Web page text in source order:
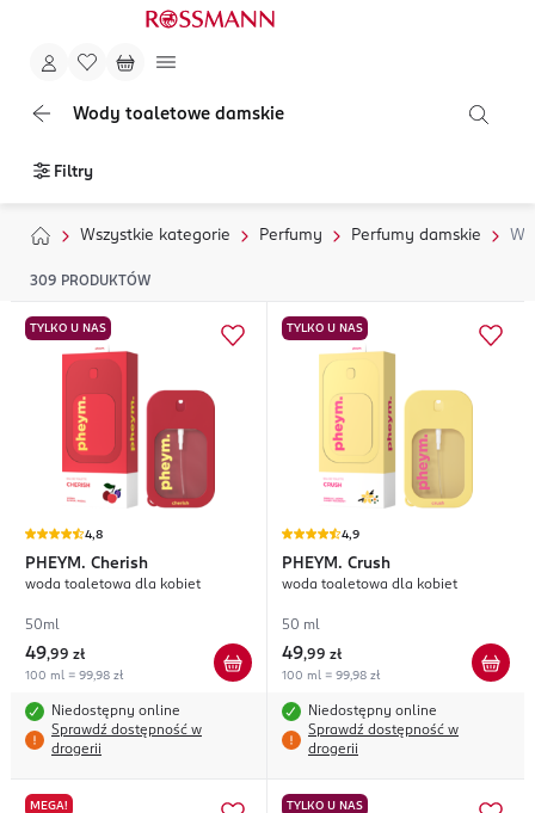
Wody toaletowe damskie
Filtry
Wszystkie kategorie Perfumy Perfumy damskie
309 PRODUKTÓW
TYLKO U NAS
4,8
PHEYM. Cherish
woda toaletowa dla kobiet
50ml
49,99 zł
100 ml = 99,98 zł
Niedostępny online
Sprawdź dostępność w
drogerii
TYLKO U NAS
4,9
PHEYM. Crush
woda toaletowa dla kobiet
50 ml
49,99 zł
100 ml = 99,98 zł
Niedostępny online
Sprawdź dostępność w
drogerii
MEGA! TYLKO U NAS